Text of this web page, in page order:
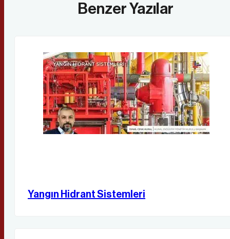
Benzer Yazılar
Yangın Hidrant Sistemleri